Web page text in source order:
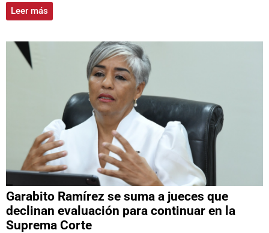
Leer más
Garabito Ramírez se suma a jueces que
declinan evaluación para continuar en la
Suprema Corte